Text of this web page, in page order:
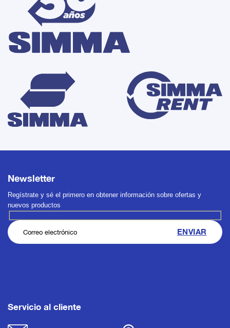
Newsletter
Regístrate y sé el primero en obtener información sobre ofertas y
nuevos productos
Servicio al cliente